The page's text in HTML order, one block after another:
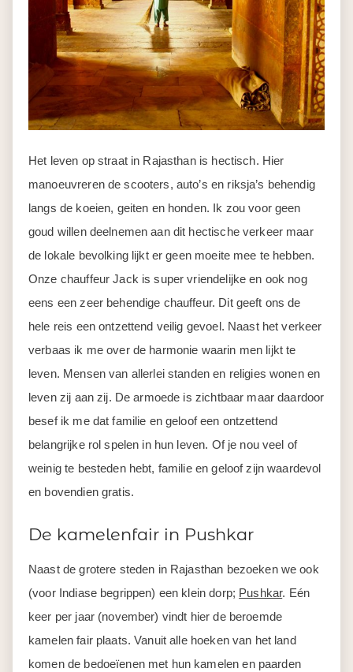
Het leven op straat in Rajasthan is hectisch. Hier
manoeuvreren de scooters, auto’s en riksja’s behendig
langs de koeien, geiten en honden. Ik zou voor geen
goud willen deelnemen aan dit hectische verkeer maar
de lokale bevolking lijkt er geen moeite mee te hebben.
Onze chauffeur Jack is super vriendelijke en ook nog
eens een zeer behendige chauffeur. Dit geeft ons de
hele reis een ontzettend veilig gevoel. Naast het verkeer
verbaas ik me over de harmonie waarin men lijkt te
leven. Mensen van allerlei standen en religies wonen en
leven zij aan zij. De armoede is zichtbaar maar daardoor
besef ik me dat familie en geloof een ontzettend
belangrijke rol spelen in hun leven. Of je nou veel of
weinig te besteden hebt, familie en geloof zijn waardevol
en bovendien gratis.
De kamelenfair in Pushkar
Naast de grotere steden in Rajasthan bezoeken we ook
(voor Indiase begrippen) een klein dorp; Pushkar. Eén
keer per jaar (november) vindt hier de beroemde
kamelen fair plaats. Vanuit alle hoeken van het land
komen de bedoeïenen met hun kamelen en paarden